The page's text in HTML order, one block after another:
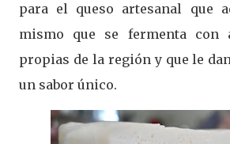
para el queso artesanal que
mismo que se fermenta con
propias de la región y que le
un sabor único.